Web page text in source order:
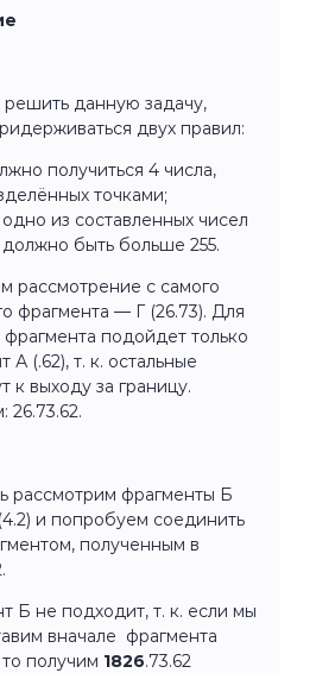
решить данную задачу,
двух правил:
получиться 4 числа,
точками;
из составленных чисел
быть больше 255.
рассмотрение с самого
фрагмента — Г (26.73). Для
фрагмента подойдет только
А (.62), т. к. остальные
к выходу за границу.
26.73.62.
рассмотрим фрагменты Б
и попробуем соединить
полученным в
Б не подходит, т. к. если мы
вначале фрагмента
то получим 1826.73.62